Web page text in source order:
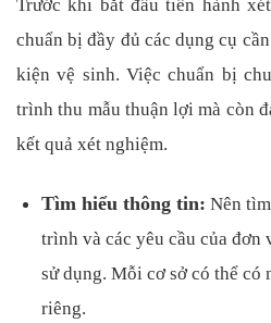
Trước khi bắt đầu tiến hành
chuẩn bị đầy đủ các dụng cụ
kiện vệ sinh. Việc chuẩn bị
trình thu mẫu thuận lợi mà còn
kết quả xét nghiệm.
Tìm hiểu thông tin: Nên
trình và các yêu cầu của đơn
sử dụng. Mỗi cơ sở có thể có
riêng.